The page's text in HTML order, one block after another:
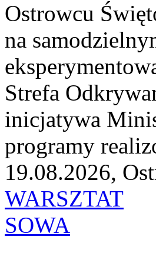
Ostrowcu
na
Strefa
inicjatywa
programy
19.08.2026,
WARSZTAT
SOWA